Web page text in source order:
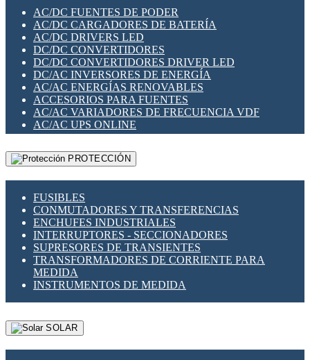
SWITCH Y MICROSWITCH
TARJETAS PI
UNIÓN Y DERIVACIÓN DE CABLE
PLACAS MODULARES IOT
SWITCHES Y REDES WIFI
SOLUCIONES IOT
SOLUCIONES LORAWAN
SOLUCIONES RED CELULAR
SEGURIDAD PARA REDES
SWITCHES LAN
TELEFONÍA IP (VOIP)
VIGILANCIA IP (CCTV)
MESHTASTIC
AC/DC FUENTES DE PODER
AC/DC CARGADORES DE BATERÍA
AC/DC DRIVERS LED
DC/DC CONVERTIDORES
DC/DC CONVERTIDORES DRIVER LED
DC/AC INVERSORES DE ENERGÍA
AC/AC ENERGÍAS RENOVABLES
ACCESORIOS PARA FUENTES
AC/AC VARIADORES DE FRECUENCIA VDF
AC/AC UPS ONLINE
PROTECCIÓN
FUSIBLES
CONMUTADORES Y TRANSFERENCIAS
ENCHUFES INDUSTRIALES
INTERRUPTORES - SECCIONADORES
SUPRESORES DE TRANSIENTES
TRANSFORMADORES DE CORRIENTE PARA
MEDIDA
INSTRUMENTOS DE MEDIDA
SOLAR